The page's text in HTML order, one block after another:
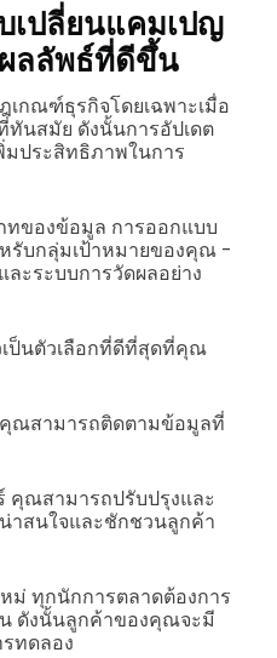
เปลี่ยนแคมเปญ
ลลัพธ์ที่ดีขึ้น
กณฑ์ธุรกิจโดยเฉพาะเมื่อ
นสมัย ดังนั้นการอัปเดต
ประสิทธิภาพในการ
ทของข้อมูล การออกแบบ
รับกลุ่มเป้าหมายของคุณ -
ะระบบการวัดผลอย่าง
ป็นตัวเลือกที่ดีที่สุดที่คุณ
ณสามารถติดตามข้อมูลที่
คุณสามารถปรับปรุงและ
าสนใจและชักชวนลูกค้า
ม่ ทุกนักการตลาดต้องการ
ดังนั้นลูกค้าของคุณจะมี
ทดลอง